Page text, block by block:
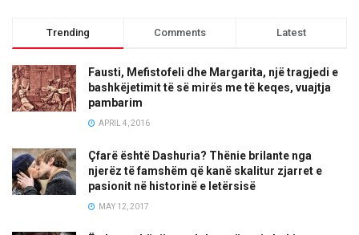
Trending Comments Latest
Fausti, Mefistofeli dhe Margarita, një tragjedi e
bashkëjetimit të së mirës me të keqes, vuajtja
pambarim
APRIL 4, 2016
Çfarë është Dashuria? Thënie brilante nga
njerëz të famshëm që kanë skalitur zjarret e
pasionit në historinë e letërsisë
MAY 12, 2017